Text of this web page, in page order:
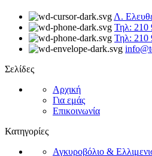
Λ.
Τηλ: 210
Τηλ: 210
Σελίδες
Αρχική
Για εμάς
Επικοινωνία
Κατηγορίες
Αγκυροβόλιο &